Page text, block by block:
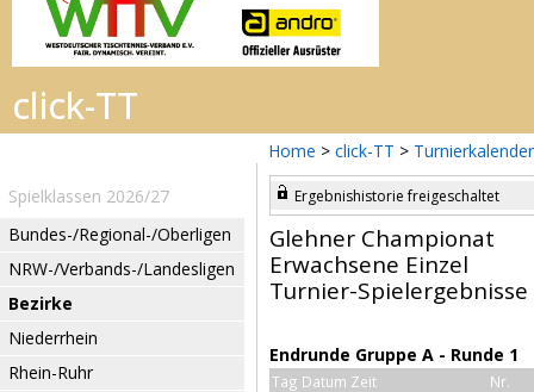
Home > click-TT > Turnierkalender
Spielklassen 2026/27
Bundes-/Regional-/Oberligen
NRW-/Verbands-/Landesligen
Bezirke
Niederrhein
Rhein-Ruhr
Ergebnishistorie freigeschaltet
Glehner Championat
Erwachsene Einzel
Turnier-Spielergebnisse
Endrunde Gruppe A - Runde 1
Tag Datum Zeit Nr.